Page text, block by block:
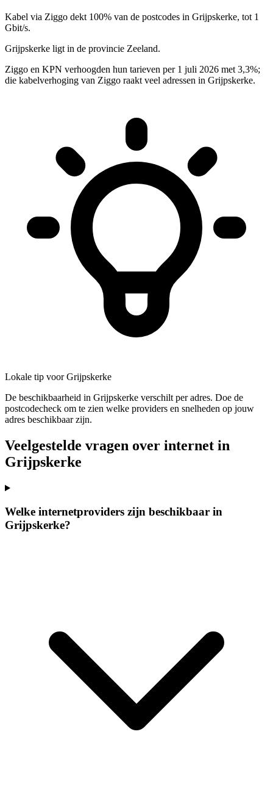
Kabel via Ziggo dekt 100% van de postcodes in Grijpskerke, tot 1
Gbit/s.
Grijpskerke ligt in de provincie Zeeland.
Ziggo en KPN verhoogden hun tarieven per 1 juli 2026 met 3,3%;
die kabelverhoging van Ziggo raakt veel adressen in Grijpskerke.
Lokale tip voor Grijpskerke
De beschikbaarheid in Grijpskerke verschilt per adres. Doe de
postcodecheck om te zien welke providers en snelheden op jouw
adres beschikbaar zijn.
Veelgestelde vragen over internet in
Grijpskerke
Welke internetproviders zijn beschikbaar in
Grijpskerke?